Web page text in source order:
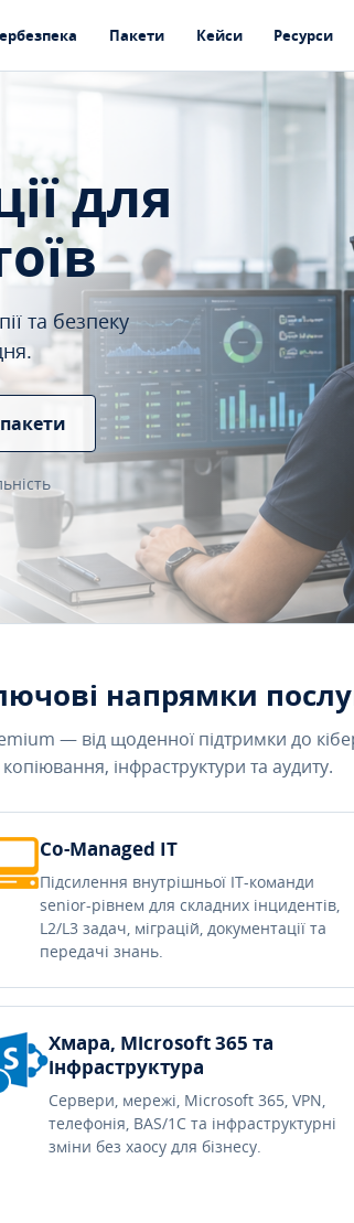
Пакети Кейси Ресурси
для
та безпеку
напрямки
— від щоденної підтримки до
копіювання, інфраструктури та аудиту.
Co-Managed IT
Підсилення внутрішньої IT-команди
senior-рівнем для складних інцидентів,
L2/L3 задач, міграцій, документації та
передачі знань.
Хмара, Microsoft 365 та
інфраструктура
Сервери, мережі, Microsoft 365, VPN,
телефонія, BAS/1C та інфраструктурні
зміни без хаосу для бізнесу.